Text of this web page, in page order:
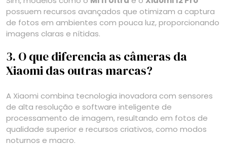
possuem recursos avançados que otimizam a captura
de fotos em ambientes com pouca luz, proporcionando
imagens claras e nítidas.
3. O que diferencia as câmeras da
Xiaomi das outras marcas?
A Xiaomi combina tecnologia inovadora com sensores
de alta resolução e software inteligente de
processamento de imagem, resultando em fotos de
qualidade superior e recursos criativos, como modos
noturnos e macro.